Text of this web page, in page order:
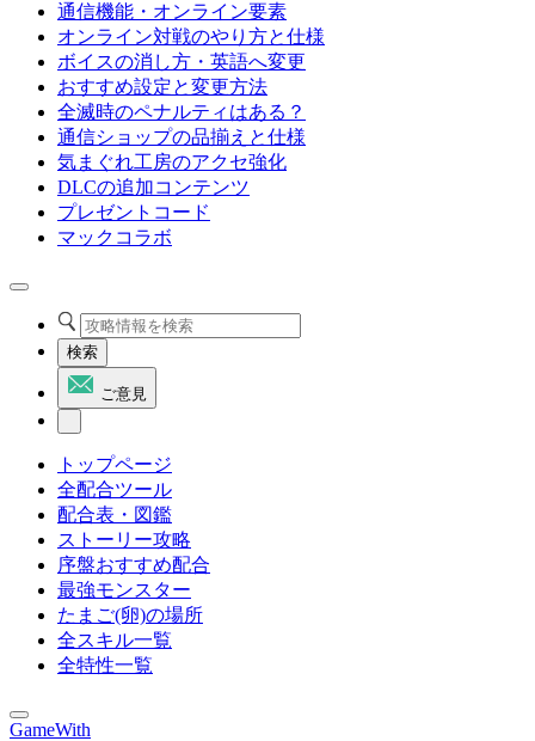
通信機能・オンライン要素
オンライン対戦のやり方と仕様
ボイスの消し方・英語へ変更
おすすめ設定と変更方法
全滅時のペナルティはある？
通信ショップの品揃えと仕様
気まぐれ工房のアクセ強化
DLCの追加コンテンツ
プレゼントコード
マックコラボ
検索
ご意見
トップページ
全配合ツール
配合表・図鑑
ストーリー攻略
序盤おすすめ配合
最強モンスター
たまご(卵)の場所
全スキル一覧
全特性一覧
GameWith